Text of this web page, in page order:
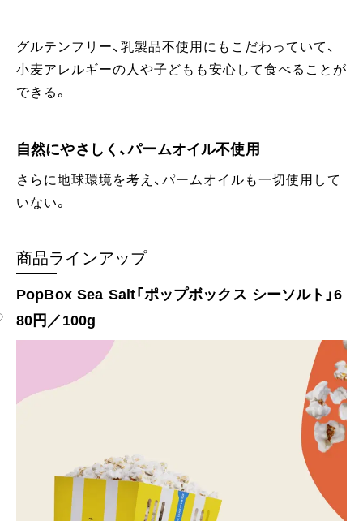
グルテンフリー、乳製品不使用にもこだわっていて、
小麦アレルギーの人や子どもも安心して食べることが
できる。
自然にやさしく、パームオイル不使用
さらに地球環境を考え、パームオイルも一切使用して
いない。
商品ラインアップ
PopBox Sea Salt「ポップボックス シーソルト」6
80円／100g